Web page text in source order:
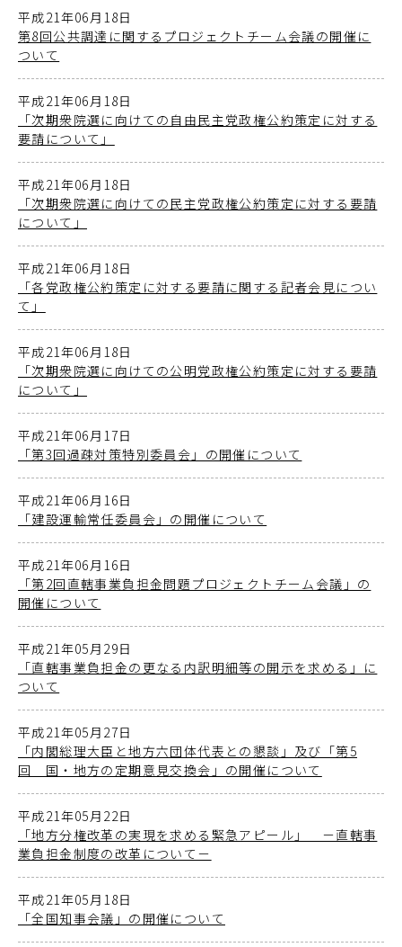
平成21年06月18日
第8回公共調達に関するプロジェクトチーム会議の開催に
ついて
平成21年06月18日
「次期衆院選に向けての自由民主党政権公約策定に対する
要請について」
平成21年06月18日
「次期衆院選に向けての民主党政権公約策定に対する要請
について」
平成21年06月18日
「各党政権公約策定に対する要請に関する記者会見につい
て」
平成21年06月18日
「次期衆院選に向けての公明党政権公約策定に対する要請
について」
平成21年06月17日
「第3回過疎対策特別委員会」の開催について
平成21年06月16日
「建設運輸常任委員会」の開催について
平成21年06月16日
「第2回直轄事業負担金問題プロジェクトチーム会議」の
開催について
平成21年05月29日
「直轄事業負担金の更なる内訳明細等の開示を求める」に
ついて
平成21年05月27日
「内閣総理大臣と地方六団体代表との懇談」及び「第5
回 国・地方の定期意見交換会」の開催について
平成21年05月22日
「地方分権改革の実現を求める緊急アピール」 －直轄事
業負担金制度の改革について－
平成21年05月18日
「全国知事会議」の開催について